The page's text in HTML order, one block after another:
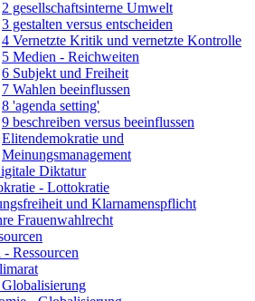
2 gesellschaftsinterne Umwelt
3 gestalten versus entscheiden
4 Vernetzte Kritik und vernetzte Kontrolle
5 Medien - Reichweiten
6 Subjekt und Freiheit
7 Wahlen beeinflussen
8 'agenda setting'
9 beschreiben versus beeinflussen
Elitendemokratie und
Meinungsmanagement
Diktatur
- Lottokratie
und Klarnamenspflicht
Frauenwahlrecht
Ressourcen